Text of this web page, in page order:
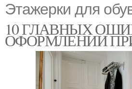
Этажерки для
10 ГЛАВНЫХ
ОФОРМЛЕНИИ